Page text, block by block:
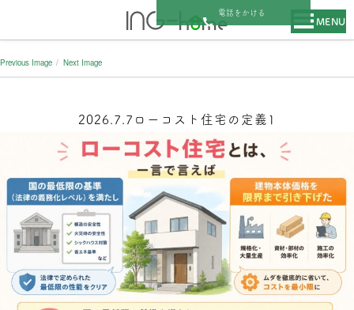
MENU
Previous Image Next Image
2026.7.7ローコスト住宅の定義1
電話をかける